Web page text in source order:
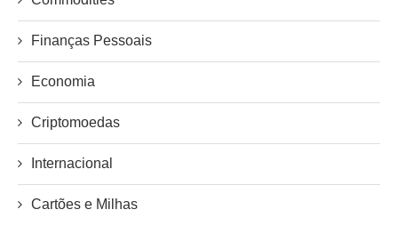
Finanças Pessoais
Economia
Criptomoedas
Internacional
Cartões e Milhas